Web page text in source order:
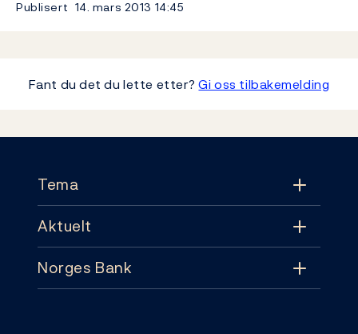
Publisert 14. mars 2013 14:45
Fant du det du lette etter?Gi oss tilbakemelding
Tema
Tema
Pengepolitikk
Aktuelt
Aktuelt
Norges Bank